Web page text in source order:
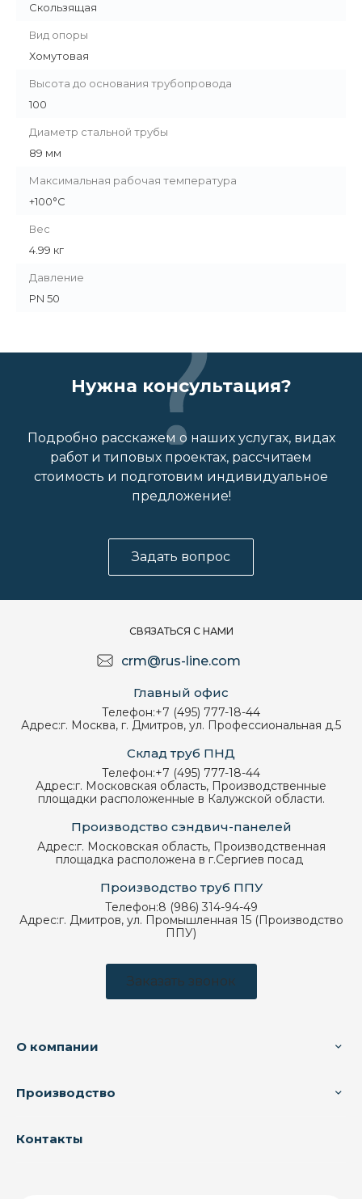
Скользящая
Вид опоры
Хомутовая
Высота до основания трубопровода
100
Диаметр стальной трубы
89 мм
Максимальная рабочая температура
+100°C
Вес
4.99 кг
Давление
PN 50
Нужна консультация?
Подробно расскажем о наших услугах, видах
работ и типовых проектах, рассчитаем
стоимость и подготовим индивидуальное
предложение!
Задать вопрос
СВЯЗАТЬСЯ С НАМИ
crm@rus-line.com
Главный офис
Телефон:+7 (495) 777-18-44
Адрес:г. Москва, г. Дмитров, ул. Профессиональная д.5
Склад труб ПНД
Телефон:+7 (495) 777-18-44
Адрес:г. Московская область, Производственные
площадки расположенные в Калужской области.
Производство сэндвич-панелей
Адрес:г. Московская область, Производственная
площадка расположена в г.Сергиев посад
Производство труб ППУ
Телефон:8 (986) 314-94-49
Адрес:г. Дмитров, ул. Промышленная 15 (Производство
ППУ)
Заказать звонок
О компании
Производство
Контакты